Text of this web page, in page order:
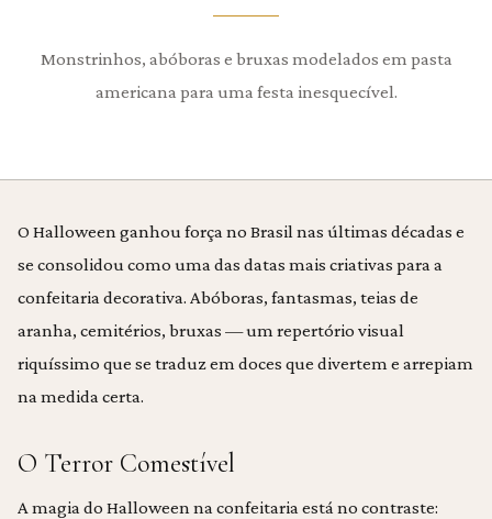
Monstrinhos, abóboras e bruxas modelados em pasta
americana para uma festa inesquecível.
O Halloween ganhou força no Brasil nas últimas décadas e
se consolidou como uma das datas mais criativas para a
confeitaria decorativa. Abóboras, fantasmas, teias de
aranha, cemitérios, bruxas — um repertório visual
riquíssimo que se traduz em doces que divertem e arrepiam
na medida certa.
O Terror Comestível
A magia do Halloween na confeitaria está no contraste: